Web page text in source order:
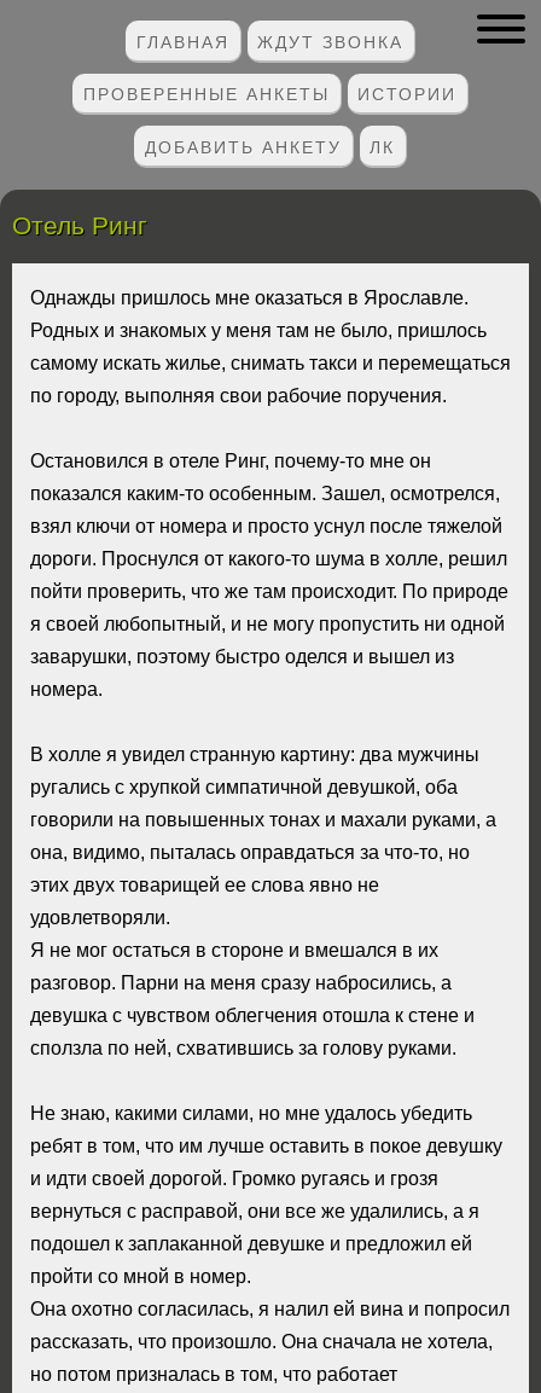
ГЛАВНАЯ ЖДУТ ЗВОНКА
ПРОВЕРЕННЫЕ АНКЕТЫ ИСТОРИИ
ДОБАВИТЬ АНКЕТУ ЛК
Отель Ринг
Однажды пришлось мне оказаться в Ярославле.
Родных и знакомых у меня там не было, пришлось
самому искать жилье, снимать такси и перемещаться
по городу, выполняя свои рабочие поручения.
Остановился в отеле Ринг, почему-то мне он
показался каким-то особенным. Зашел, осмотрелся,
взял ключи от номера и просто уснул после тяжелой
дороги. Проснулся от какого-то шума в холле, решил
пойти проверить, что же там происходит. По природе
я своей любопытный, и не могу пропустить ни одной
заварушки, поэтому быстро оделся и вышел из
номера.
В холле я увидел странную картину: два мужчины
ругались с хрупкой симпатичной девушкой, оба
говорили на повышенных тонах и махали руками, а
она, видимо, пыталась оправдаться за что-то, но
этих двух товарищей ее слова явно не
удовлетворяли.
Я не мог остаться в стороне и вмешался в их
разговор. Парни на меня сразу набросились, а
девушка с чувством облегчения отошла к стене и
сползла по ней, схватившись за голову руками.
Не знаю, какими силами, но мне удалось убедить
ребят в том, что им лучше оставить в покое девушку
и идти своей дорогой. Громко ругаясь и грозя
вернуться с расправой, они все же удалились, а я
подошел к заплаканной девушке и предложил ей
пройти со мной в номер.
Она охотно согласилась, я налил ей вина и попросил
рассказать, что произошло. Она сначала не хотела,
но потом призналась в том, что работает